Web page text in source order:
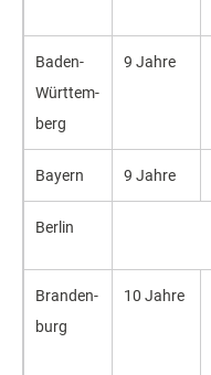
Baden-
Württem­
berg
9 Jahre
Bayern 9 Jahre
Berlin
Branden­
burg
10 Jahre